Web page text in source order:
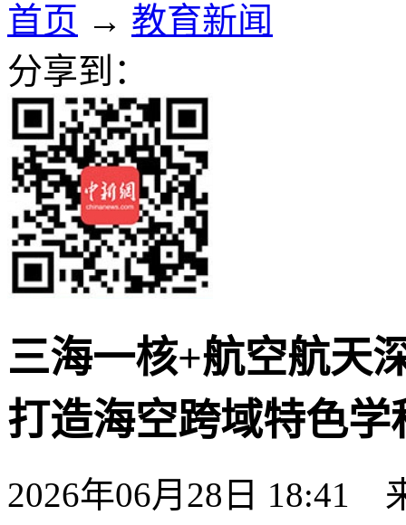
首页 → 教育新闻
分享到：
三海一核+航空航天
打造海空跨域特色学
2026年06月28日 18:41